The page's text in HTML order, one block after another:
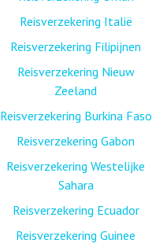
Reisverzekering Italië
Reisverzekering Filipijnen
Reisverzekering Nieuw
Zeeland
Reisverzekering Burkina Faso
Reisverzekering Gabon
Reisverzekering Westelijke
Sahara
Reisverzekering Ecuador
Reisverzekering Guinee